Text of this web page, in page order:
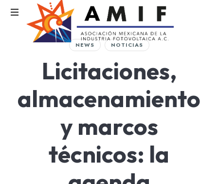
AMIF
Fotovoltaica
NEWS NOTICIAS
Licitaciones,
almacenamiento
y marcos
técnicos: la